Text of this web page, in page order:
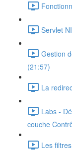
Servlet
Gestion
(21:57)
La
Labs -
couche
Les